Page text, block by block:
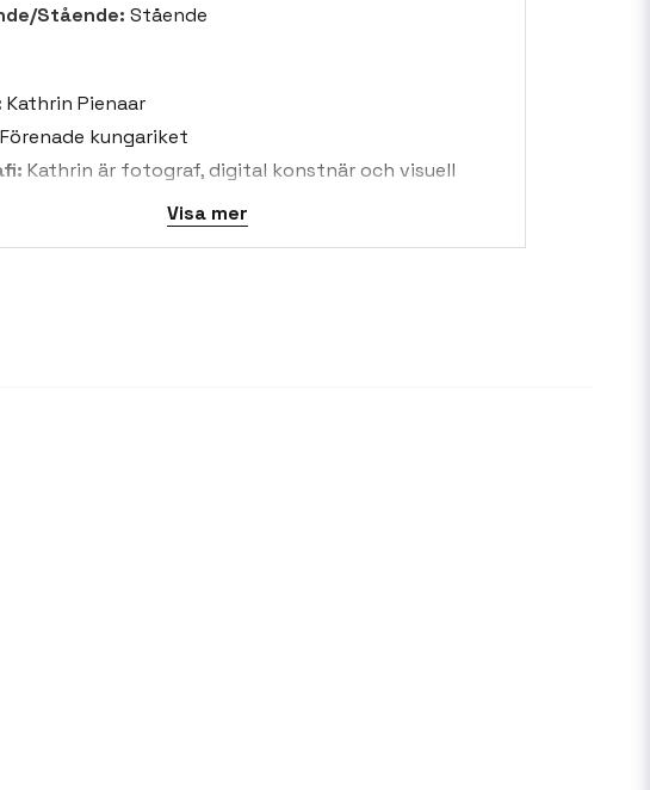
Stående: Stående
Kathrin Pienaar
Förenade kungariket
Kathrin är fotograf, digital konstnär och visuell
strandliv, djur och arkitektur. Hennes år bor i
Sydafrika, starkt påverkat hennes konstnärliga
Visa mer